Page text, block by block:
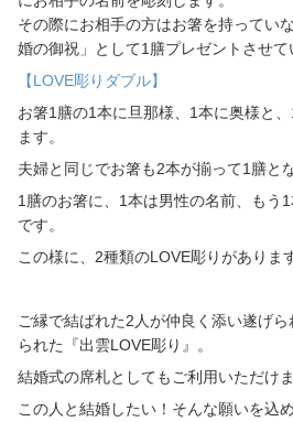
その際にお相手の方はお箸を持ってい
婚の御祝」として1 膳プレゼントさせて
【LOVE彫りダブル】
お箸1 膳の1本に旦那様、 1本に奥様と、
ます。
夫婦と同じでお箸も2本が揃って1 膳と
1膳のお箸に、 1本は男性の名前、もう 1
です。
この様に、 2種類のLOVE彫りがありま
ご縁で結ばれた2 人が仲良く添い遂げ
られた『出雲LOVE彫り』。
結婚式の席札としてもご利用いただけま
この人と結婚したい！そんな願いを込